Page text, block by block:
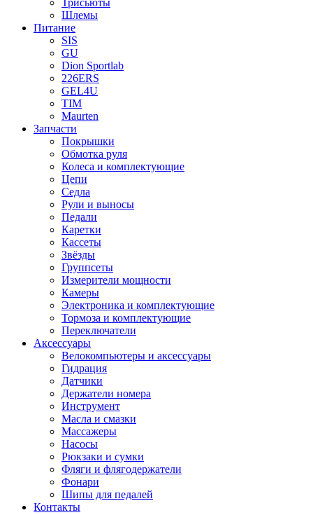
Трисьюты
Шлемы
Питание
SIS
GU
Dion Sportlab
226ERS
GEL4U
TIM
Maurten
Запчасти
Покрышки
Обмотка руля
Колеса и комплектующие
Цепи
Седла
Рули и выносы
Педали
Каретки
Кассеты
Звёзды
Группсеты
Измерители мощности
Камеры
Электроника и комплектующие
Тормоза и комплектующие
Переключатели
Аксессуары
Велокомпьютеры и аксессуары
Гидрация
Датчики
Держатели номера
Инструмент
Масла и смазки
Массажеры
Насосы
Рюкзаки и сумки
Фляги и флягодержатели
Фонари
Шипы для педалей
Контакты